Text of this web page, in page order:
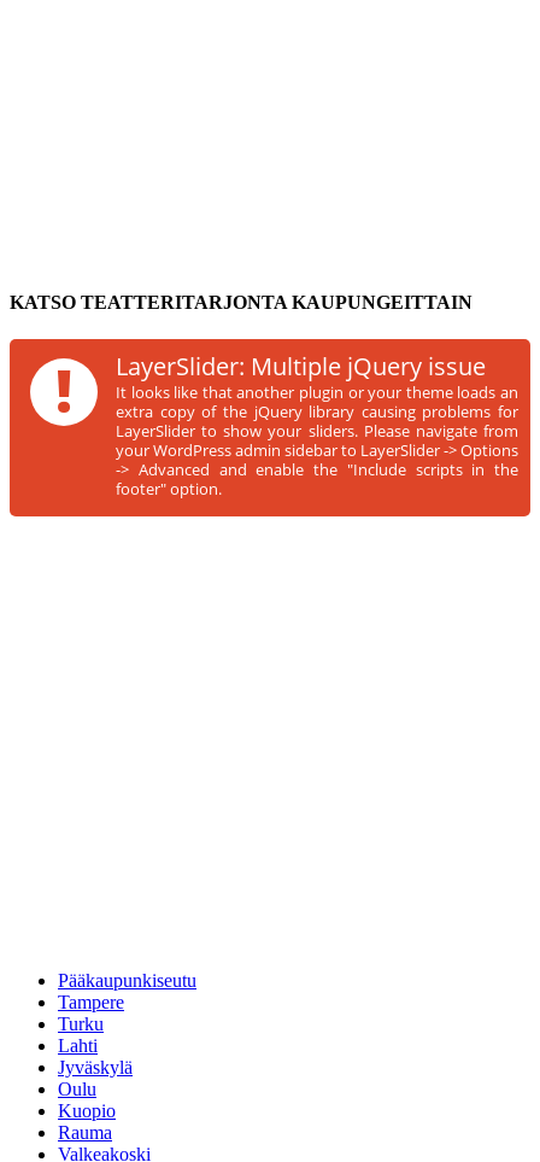
KATSO TEATTERITARJONTA KAUPUNGEITTAIN
! LayerSlider: Multiple jQuery issue
It looks like that another plugin or your theme loads an
extra copy of the jQuery library causing problems for
LayerSlider to show your sliders. Please navigate from
your WordPress admin sidebar to LayerSlider -> Options
-> Advanced and enable the "Include scripts in the
footer" option.
Pääkaupunkiseutu
Tampere
Turku
Lahti
Jyväskylä
Oulu
Kuopio
Rauma
Valkeakoski